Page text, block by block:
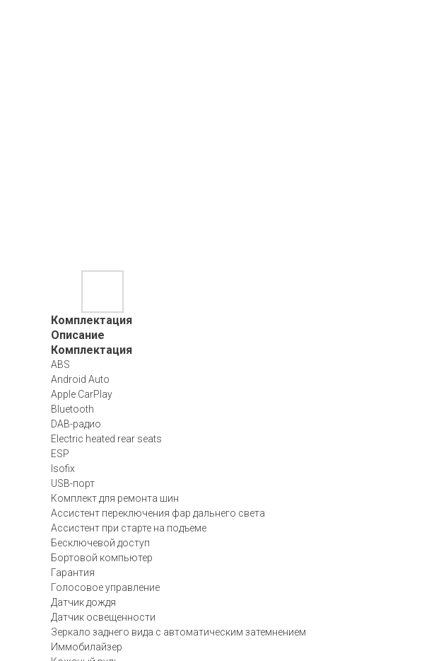
Комплектация
Описание
Комплектация
ABS
Android Auto
Apple CarPlay
Bluetooth
DAB-радио
Electric heated rear seats
ESP
Isofix
USB-порт
Комплект для ремонта шин
Ассистент переключения фар дальнего света
Ассистент при старте на подъеме
Бесключевой доступ
Бортовой компьютер
Гарантия
Голосовое управление
Датчик дождя
Датчик освещенности
Зеркало заднего вида с автоматическим затемнением
Иммобилайзер